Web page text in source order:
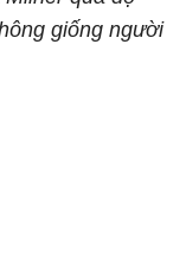
giống người